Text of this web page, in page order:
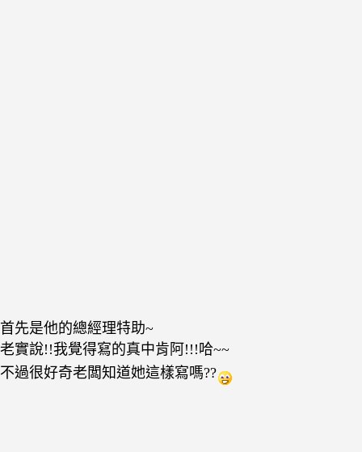
首先是他的總經理特助~
老實說!!我覺得寫的真中肯阿!!!哈~~
不過很好奇老闆知道她這樣寫嗎??